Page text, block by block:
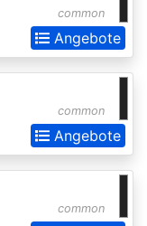
common
Angebote
common
Angebote
common